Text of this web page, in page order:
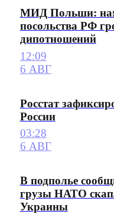
МИД Польши:
посольства РФ
дипотношений
12:09
6 АВГ
Росстат
России
03:28
6 АВГ
В подполье
грузы НАТО
Украины